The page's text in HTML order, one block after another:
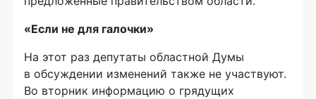
«Если не для галочки»
На этот раз депутаты областной Думы
в обсуждении изменений также не участвуют.
Во вторник информацию о грядущих